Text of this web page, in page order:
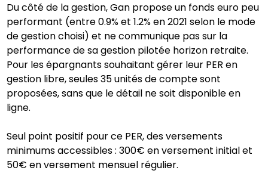
Du côté de la gestion, Gan propose un fonds euro peu
performant (entre 0.9% et 1.2% en 2021 selon le mode
de gestion choisi) et ne communique pas sur la
performance de sa gestion pilotée horizon retraite.
Pour les épargnants souhaitant gérer leur PER en
gestion libre, seules 35 unités de compte sont
proposées, sans que le détail ne soit disponible en
ligne.
Seul point positif pour ce PER, des versements
minimums accessibles : 300€ en versement initial et
50€ en versement mensuel régulier.